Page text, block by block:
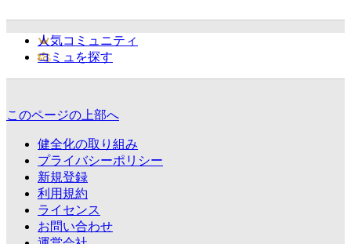
人気コミュニティ
コミュを探す
このページの上部へ
健全化の取り組み
プライバシーポリシー
新規登録
利用規約
ライセンス
お問い合わせ